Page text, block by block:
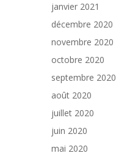
janvier 2021
décembre 2020
novembre 2020
octobre 2020
septembre 2020
août 2020
juillet 2020
juin 2020
mai 2020